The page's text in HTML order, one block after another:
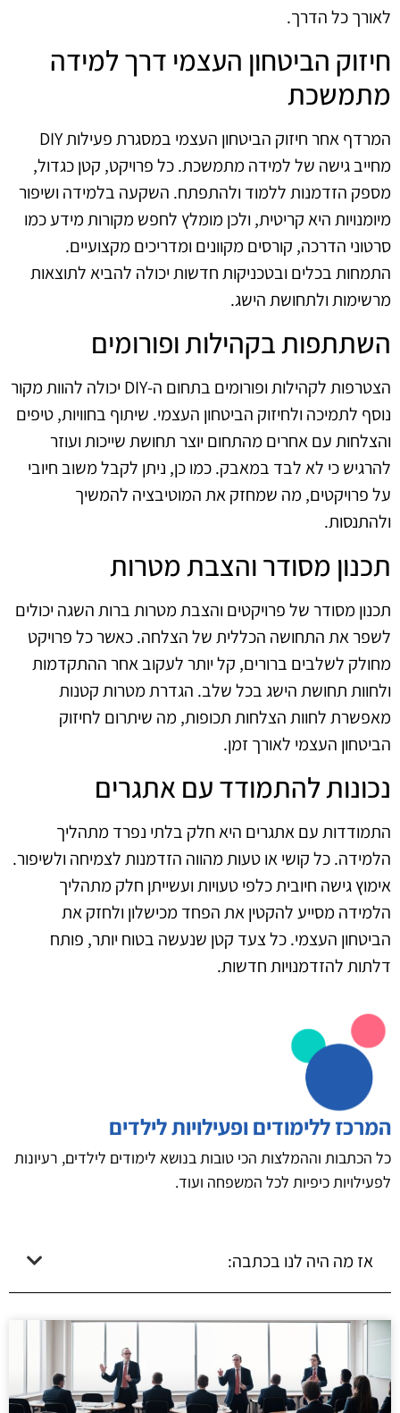
לאורך כל הדרך.
חיזוק הביטחון העצמי דרך למידה
מתמשכת
המרדף אחר חיזוק הביטחון העצמי במסגרת פעילות DIY
מחייב גישה של למידה מתמשכת. כל פרויקט, קטן כגדול,
מספק הזדמנות ללמוד ולהתפתח. השקעה בלמידה ושיפור
מיומנויות היא קריטית, ולכן מומלץ לחפש מקורות מידע כמו
סרטוני הדרכה, קורסים מקוונים ומדריכים מקצועיים.
התמחות בכלים ובטכניקות חדשות יכולה להביא לתוצאות
מרשימות ולתחושת הישג.
השתתפות בקהילות ופורומים
הצטרפות לקהילות ופורומים בתחום ה-DIY יכולה להוות מקור
נוסף לתמיכה ולחיזוק הביטחון העצמי. שיתוף בחוויות, טיפים
והצלחות עם אחרים מהתחום יוצר תחושת שייכות ועוזר
להרגיש כי לא לבד במאבק. כמו כן, ניתן לקבל משוב חיובי
על פרויקטים, מה שמחזק את המוטיבציה להמשיך
ולהתנסות.
תכנון מסודר והצבת מטרות
תכנון מסודר של פרויקטים והצבת מטרות ברות השגה יכולים
לשפר את התחושה הכללית של הצלחה. כאשר כל פרויקט
מחולק לשלבים ברורים, קל יותר לעקוב אחר ההתקדמות
ולחוות תחושת הישג בכל שלב. הגדרת מטרות קטנות
מאפשרת לחוות הצלחות תכופות, מה שיתרום לחיזוק
הביטחון העצמי לאורך זמן.
נכונות להתמודד עם אתגרים
התמודדות עם אתגרים היא חלק בלתי נפרד מתהליך
הלמידה. כל קושי או טעות מהווה הזדמנות לצמיחה ולשיפור.
אימוץ גישה חיובית כלפי טעויות ועשייתן חלק מתהליך
הלמידה מסייע להקטין את הפחד מכישלון ולחזק את
הביטחון העצמי. כל צעד קטן שנעשה בטוח יותר, פותח
דלתות להזדמנויות חדשות.
המרכז ללימודים ופעילויות לילדים
כל הכתבות וההמלצות הכי טובות בנושא לימודים לילדים, רעיונות
לפעילויות כיפיות לכל המשפחה ועוד.
אז מה היה לנו בכתבה: